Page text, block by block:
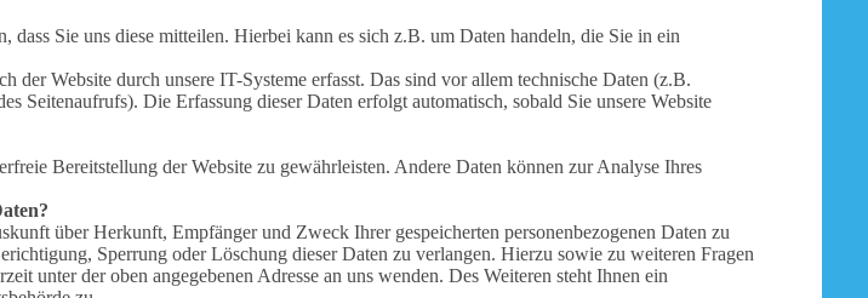
dass Sie uns diese mitteilen. Hierbei kann es sich z.B. um Daten handeln, die Sie in ein
der Website durch unsere IT-Systeme erfasst. Das sind vor allem technische Daten (z.B.
Seitenaufrufs). Die Erfassung dieser Daten erfolgt automatisch, sobald Sie unsere Website
Bereitstellung der Website zu gewährleisten. Andere Daten können zur Analyse Ihres
über Herkunft, Empfänger und Zweck Ihrer gespeicherten personenbezogenen Daten zu
Sperrung oder Löschung dieser Daten zu verlangen. Hierzu sowie zu weiteren Fragen
unter der oben angegebenen Adresse an uns wenden. Des Weiteren steht Ihnen ein